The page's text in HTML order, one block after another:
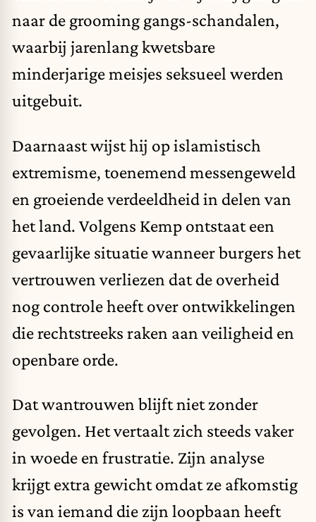
naar de grooming gangs-schandalen,
waarbij jarenlang kwetsbare
minderjarige meisjes seksueel werden
uitgebuit.
Daarnaast wijst hij op islamistisch
extremisme, toenemend messengeweld
en groeiende verdeeldheid in delen van
het land. Volgens Kemp ontstaat een
gevaarlijke situatie wanneer burgers het
vertrouwen verliezen dat de overheid
nog controle heeft over ontwikkelingen
die rechtstreeks raken aan veiligheid en
openbare orde.
Dat wantrouwen blijft niet zonder
gevolgen. Het vertaalt zich steeds vaker
in woede en frustratie. Zijn analyse
krijgt extra gewicht omdat ze afkomstig
is van iemand die zijn loopbaan heeft